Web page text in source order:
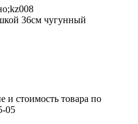
36см чугунный
и стоимость товара по
05